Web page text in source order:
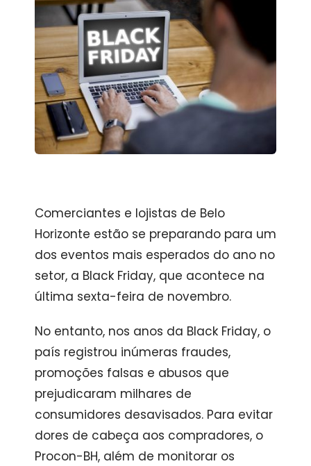
Comerciantes e lojistas de Belo
Horizonte estão se preparando para um
dos eventos mais esperados do ano no
setor, a Black Friday, que acontece na
última sexta-feira de novembro.
No entanto, nos anos da Black Friday, o
país registrou inúmeras fraudes,
promoções falsas e abusos que
prejudicaram milhares de
consumidores desavisados. Para evitar
dores de cabeça aos compradores, o
Procon-BH, além de monitorar os